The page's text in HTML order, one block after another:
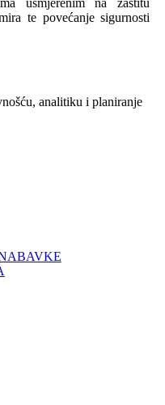
te povećanje sigurnosti
analitiku i planiranje